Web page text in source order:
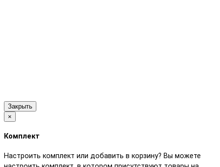
Закрыть
×
Комплект
Настроить комплект или добавить в корзину? Вы можете